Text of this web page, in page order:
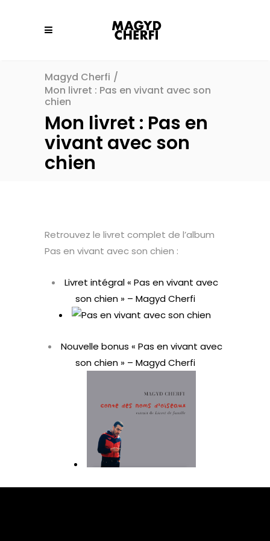
Magyd Cherfi /
Mon livret : Pas en vivant avec son
chien
Mon livret : Pas en
vivant avec son
chien
Retrouvez le livret complet de l’album
Pas en vivant avec son chien :
Livret intégral « Pas en vivant avec
son chien » – Magyd Cherfi
Nouvelle bonus « Pas en vivant avec
son chien » – Magyd Cherfi